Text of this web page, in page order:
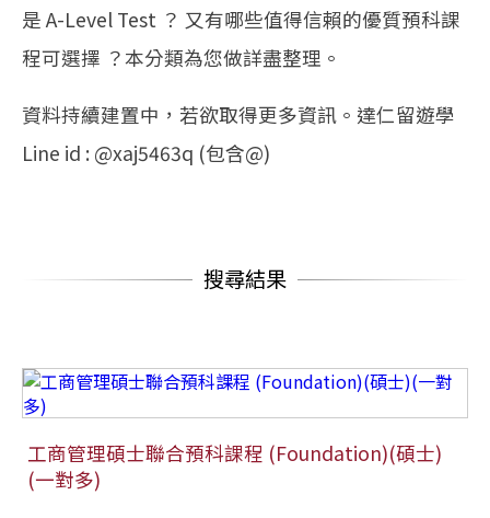
是 A-Level Test ？ 又有哪些值得信賴的優質預科課
程可選擇 ？本分類為您做詳盡整理。
資料持續建置中，若欲取得更多資訊。達仁留遊學
Line id : @xaj5463q (包含@)
搜尋結果
工商管理碩士聯合預科課程 (Foundation)(碩士)
(一對多)